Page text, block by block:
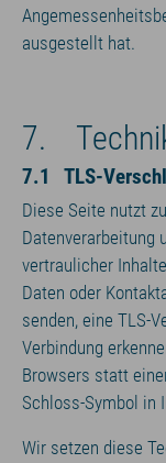
ausgestellt hat.
7.
7.1 TLS-
Diese Seite nutzt
Datenverarbeitung
vertraulicher
Daten oder
senden, eine TLS-
Verbindung
Browsers statt
Schloss-Symbol in
Wir setzen diese